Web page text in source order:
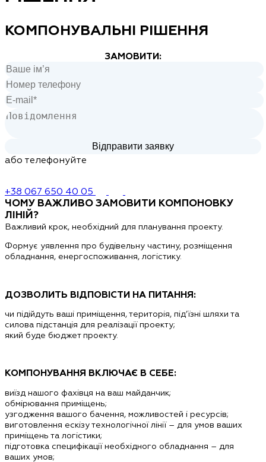
КОМПОНУВАЛЬНІ РІШЕННЯ
ЗАМОВИТИ:
або телефонуйте
+38 067 650 40 05
ЧОМУ ВАЖЛИВО ЗАМОВИТИ КОМПОНОВКУ
ЛІНІЙ?
Важливий крок, необхідний для планування проекту.
Формує уявлення про будівельну частину, розміщення
обладнання, енергоспоживання, логістику.
ДОЗВОЛИТЬ ВІДПОВІСТИ НА ПИТАННЯ:
чи підійдуть ваші приміщення, територія, під’їзні шляхи та
силова підстанція для реалізації проекту;
який буде бюджет проекту.
КОМПОНУВАННЯ ВКЛЮЧАЄ В СЕБЕ:
виїзд нашого фахівця на ваш майданчик;
обмірювання приміщень;
узгодження вашого бачення, можливостей і ресурсів;
виготовлення ескізу технологічної лінії – для умов ваших
приміщень та логістики;
підготовка специфікації необхідного обладнання – для
ваших умов;